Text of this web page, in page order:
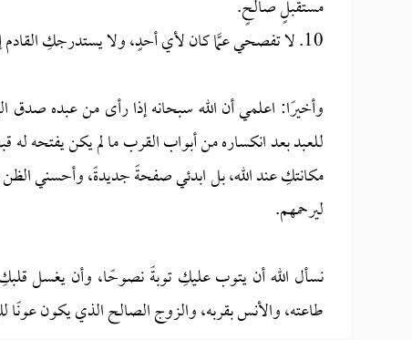
مستقبلٍ صالحٍ.
10. لا تفصحي عمَّا كان لأي أحدٍ، ولا يستدرجكِ القادم إلى قول ذلك؛ فإن الذنب كان بينكِ وبين الله وقد تبتِ إلى الله منه.
وأخيرًا: اعلمي أن الله سبحانه إذا رأى من عبده صدق
للعبد بعد انكساره من أبواب القرب ما لم يكن يفتحه
مكانتكِ عند الله، بل ابدئي صفحةً جديدةً، وأحسني الظن
ليرحمهم.
نسأل الله أن يتوب عليكِ توبةً نصوحًا، وأن يغسل
طاعته، والأنس بقربه، والزوج الصالح الذي يكون عونًا